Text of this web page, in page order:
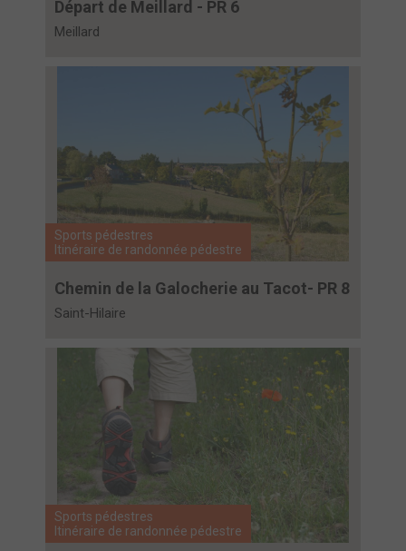
Départ de Meillard - PR 6
Meillard
Sports pédestres
Itinéraire de randonnée pédestre
Chemin de la Galocherie au Tacot- PR 8
Saint-Hilaire
Sports pédestres
Itinéraire de randonnée pédestre